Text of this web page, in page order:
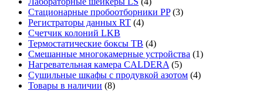
Стационарные пробоотборники PP (3)
Регистраторы данных RT (4)
Счетчик колоний LKB
Термостатические боксы TB (4)
Смешанные многокамерные устройства (1)
Нагревательная камера CALDERA (5)
Сушильные шкафы с продувкой азотом (4)
Товары в наличии (8)